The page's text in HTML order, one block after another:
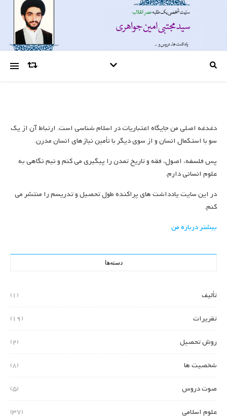
دغدغه اصلی من جایگاه اعتباریات در اسلام شناسی است. ارتباط آن از یک
سو با استکمال انسان و از سوی دیگر با تأمین نیازهای انسان مدرن.
پس فلسفه، اصول، فقه و تاریخ تمدن را پیگیری می کنم و نیم نگاهی به
علوم انسانی دارم.
در این سایت یادداشت های پراکنده طول تحصیل و تدریسم را منتشر می
کنم.
بیشتر درباره من
دسته‌ها
تألیف
(1)
تقریرات
(19)
روش تحصیل
(2)
شخصیت ها
(8)
صوت دروس
(5)
علوم اسلامی
(37)